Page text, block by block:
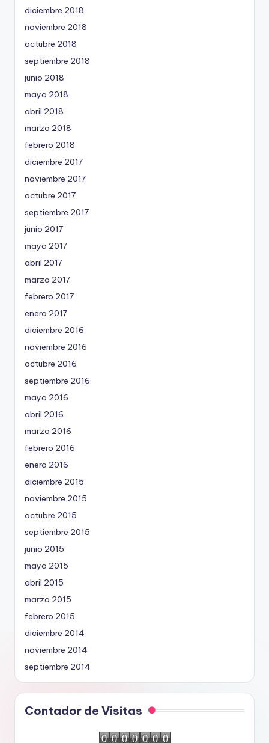
diciembre 2018
noviembre 2018
octubre 2018
septiembre 2018
junio 2018
mayo 2018
abril 2018
marzo 2018
febrero 2018
diciembre 2017
noviembre 2017
octubre 2017
septiembre 2017
junio 2017
mayo 2017
abril 2017
marzo 2017
febrero 2017
enero 2017
diciembre 2016
noviembre 2016
octubre 2016
septiembre 2016
mayo 2016
abril 2016
marzo 2016
febrero 2016
enero 2016
diciembre 2015
noviembre 2015
octubre 2015
septiembre 2015
junio 2015
mayo 2015
abril 2015
marzo 2015
febrero 2015
diciembre 2014
noviembre 2014
septiembre 2014
Contador de Visitas